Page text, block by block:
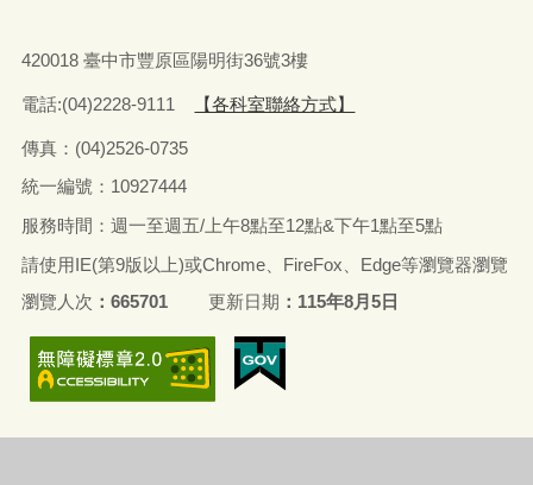
420018 臺中市豐原區陽明街36號3樓
電話:(04)2228-9111 【各科室聯絡方式】
傳真：(04)2526-0735
統一編號：10927444
服務時間：週一至週五/上午8點至12點&下午1點至5點
請使用IE(第9版以上)或Chrome、FireFox、Edge等瀏覽器瀏覽
瀏覽人次
665701 更新日期 115年8月5日